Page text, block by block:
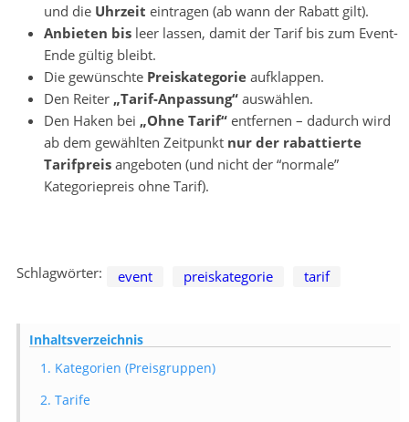
und die Uhrzeit eintragen (ab wann der Rabatt gilt).
Anbieten bis leer lassen, damit der Tarif bis zum Event-
Ende gültig bleibt.
Die gewünschte Preiskategorie aufklappen.
Den Reiter „Tarif-Anpassung“ auswählen.
Den Haken bei „Ohne Tarif“ entfernen – dadurch wird
ab dem gewählten Zeitpunkt nur der rabattierte
Tarifpreis angeboten (und nicht der “normale”
Kategoriepreis ohne Tarif).
Schlagwörter: event preiskategorie tarif
Inhaltsverzeichnis
1. Kategorien (Preisgruppen)
2. Tarife